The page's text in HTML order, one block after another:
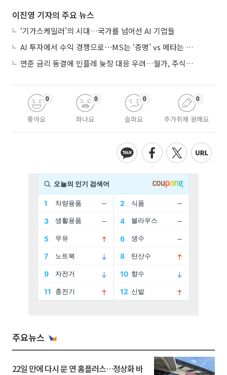
이진영 기자의 주요 뉴스
‘기가스케일러’의 시대…국가를 넘어선 AI 기업들
AI 투자에서 수익 경쟁으로⋯MS는 ‘증명’ vs 메타는 ‘숙제’
연준 금리 동결에 인플레 늦장 대응 우려…월가, 주식도 채권도 던졌다
좋아요
0
화나요
0
슬퍼요
0
추가취재 원해요
0
주요뉴스
22일 만에 다시 문 연 홈플러스…정상화 바